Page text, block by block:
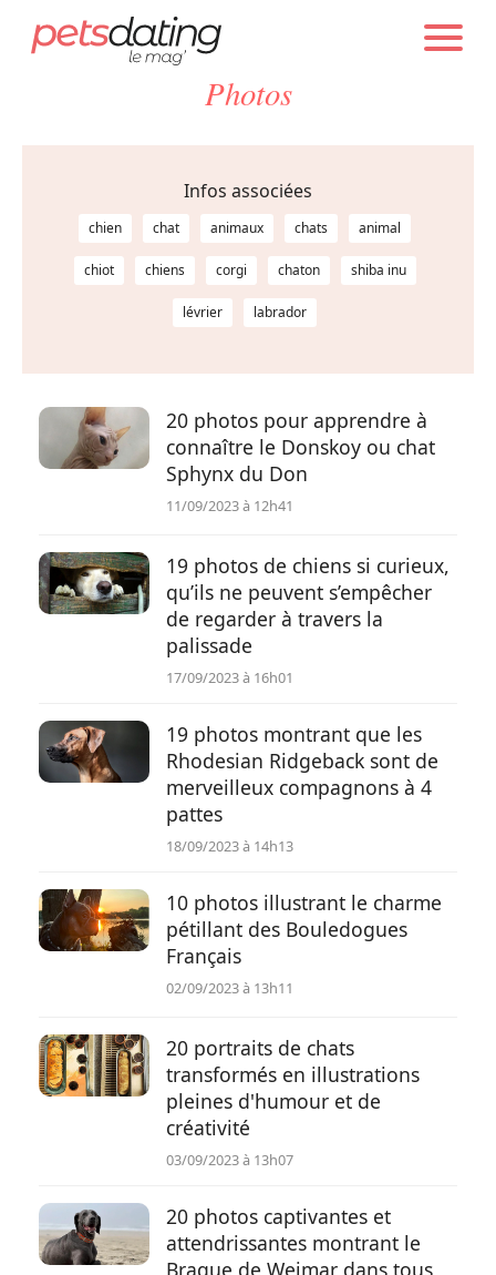
Chien
Chat
Faits Divers
Emotion
Sauvetages
PETS DATING INFOS
Photos
Infos associées
chien chat animaux chats animal
chiot chiens corgi chaton shiba inu
lévrier labrador
20 photos pour apprendre à
connaître le Donskoy ou chat
Sphynx du Don
11/09/2023 à 12h41
19 photos de chiens si curieux,
qu’ils ne peuvent s’empêcher
de regarder à travers la
palissade
17/09/2023 à 16h01
19 photos montrant que les
Rhodesian Ridgeback sont de
merveilleux compagnons à 4
pattes
18/09/2023 à 14h13
10 photos illustrant le charme
pétillant des Bouledogues
Français
02/09/2023 à 13h11
20 portraits de chats
transformés en illustrations
pleines d'humour et de
créativité
03/09/2023 à 13h07
20 photos captivantes et
attendrissantes montrant le
Braque de Weimar dans tous